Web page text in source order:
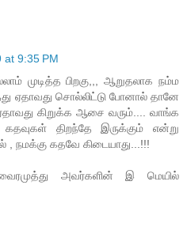
at 9:35 PM
முடித்த பிறகு,,, ஆறுதலாக நம்ம
ஏதாவது சொல்லிட்டு போனால் தானே
கிறுக்க ஆசை வரும்.... வாங்க
திறந்தே இருக்கும் என்று
கதவே கிடையாது...!!!
வைரமுத்து அவர்களின் இ மெயில்